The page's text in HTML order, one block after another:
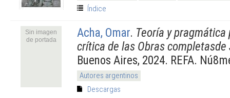
Índice
Sin imagen
de portada
Acha, Omar. Teoría y
crítica de las Obras completasde
Buenos Aires, 2024. REFA.
Autores argentinos
Descargas